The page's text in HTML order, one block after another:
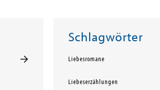
Schlagwörter
Liebesromane
Liebeserzählungen